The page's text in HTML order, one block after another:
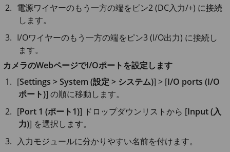
電源ワイヤーのもう一方の端をピン2 (DC入力/+) に接続
します。
I/Oワイヤーのもう一方の端をピン3 (I/O出力) に接続し
ます。
カメラのWebページでI/Oポートを設定します
[Settings > System (設定 > システム)] > [I/O ports (I/O
ポート)] の順に移動します。
[Port 1 (ポート1)] ドロップダウンリストから [Input (入
力)] を選択します。
入力モジュールに分かりやすい名前を付けます。